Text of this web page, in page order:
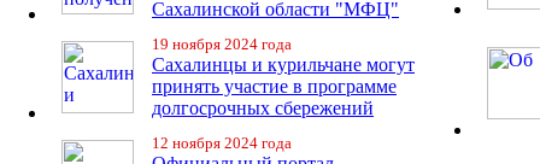
Сахалинской области "МФЦ"
19 ноября 2024 года
Сахалинцы и курильчане могут
принять участие в программе
долгосрочных сбережений
12 ноября 2024 года